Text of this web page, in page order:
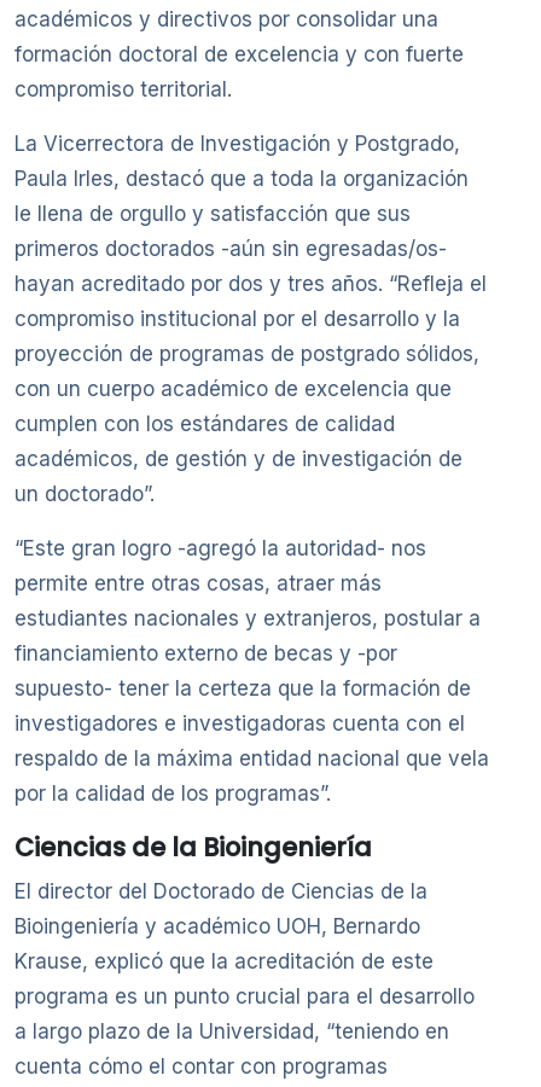
académicos y directivos por consolidar una
formación doctoral de excelencia y con fuerte
compromiso territorial.
La Vicerrectora de Investigación y Postgrado,
Paula Irles, destacó que a toda la organización
le llena de orgullo y satisfacción que sus
primeros doctorados -aún sin egresadas/os-
hayan acreditado por dos y tres años. “Refleja el
compromiso institucional por el desarrollo y la
proyección de programas de postgrado sólidos,
con un cuerpo académico de excelencia que
cumplen con los estándares de calidad
académicos, de gestión y de investigación de
un doctorado”.
“Este gran logro -agregó la autoridad- nos
permite entre otras cosas, atraer más
estudiantes nacionales y extranjeros, postular a
financiamiento externo de becas y -por
supuesto- tener la certeza que la formación de
investigadores e investigadoras cuenta con el
respaldo de la máxima entidad nacional que vela
por la calidad de los programas”.
Ciencias de la Bioingeniería
El director del Doctorado de Ciencias de la
Bioingeniería y académico UOH, Bernardo
Krause, explicó que la acreditación de este
programa es un punto crucial para el desarrollo
a largo plazo de la Universidad, “teniendo en
cuenta cómo el contar con programas